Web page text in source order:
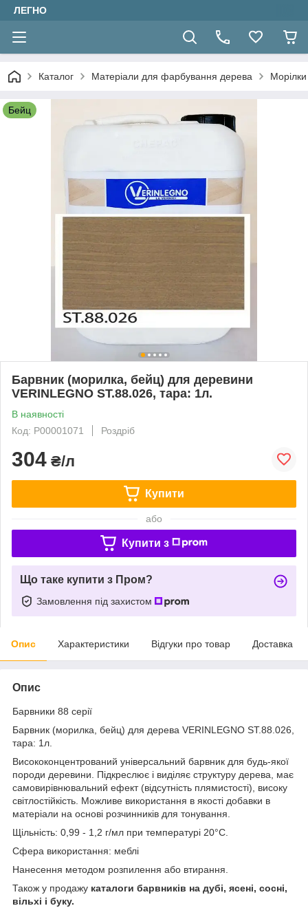
ЛЕГНО
Каталог Матеріали для фарбування дерева
Бейц
Барвник (морилка, бейц) для деревини
VERINLEGNO ST.88.026, тара: 1л.
В наявності
Код: Р00001071
Роздріб
304 ₴/л
Купити
або
Купити з
Що таке купити з Пром?
Замовлення під захистом
Опис Характеристики Відгуки про товар Доставка
Опис
Барвники 88 серії
Барвник (морилка, бейц) для дерева VERINLEGNO ST.88.026,
тара: 1л.
Висококонцентрований універсальний барвник для будь-якої
породи деревини. Підкреслює і виділяє структуру дерева, має
самовирівнювальний ефект (відсутність плямистості), високу
світлостійкість. Можливе використання в якості добавки в
матеріали на основі розчинників для тонування.
Щільність: 0,99 - 1,2 г/мл при температурі 20°C.
Сфера використання: меблі
Нанесення методом розпилення або втирання.
Також у продажу каталоги барвників на дубі, ясені, сосні,
вільхі і буку.